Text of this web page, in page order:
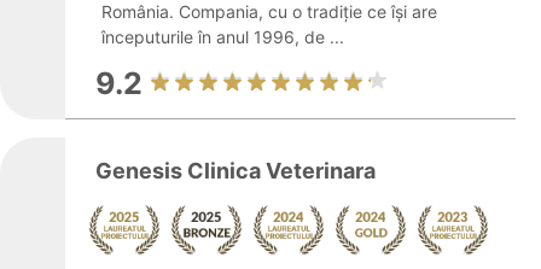
România. Compania, cu o tradiție ce își are
începuturile în anul 1996, de ...
9.2
Genesis Clinica Veterinara